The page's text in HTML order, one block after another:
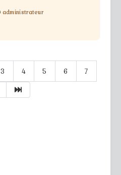
administrateur
3 4 5 6 7